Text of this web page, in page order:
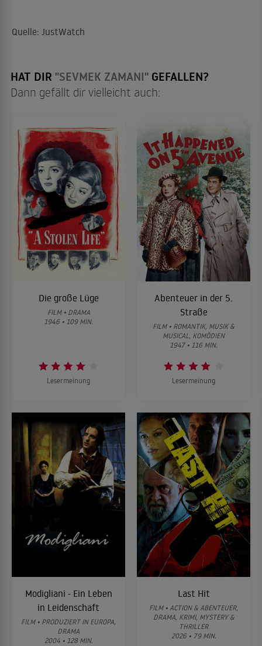
Quelle: JustWatch
HAT DIR "SEVMEK ZAMANI" GEFALLEN?
Dann gefällt dir vielleicht auch:
Die große Lüge
FILM • DRAMA
1946 • 109 MIN.
Lesermeinung
Abenteuer in der 5.
Straße
FILM • ROMANTIK, MUSIK &
MUSICAL, KOMÖDIEN
1947 • 116 MIN.
Lesermeinung
Modigliani - Ein Leben
in Leidenschaft
FILM • PRODUZIERT IN EUROPA,
DRAMA
2004 • 128 MIN.
Last Hit
FILM • ACTION & ABENTEUER,
DRAMA, KRIMI, MYSTERY &
THRILLER
2026 • 79 MIN.